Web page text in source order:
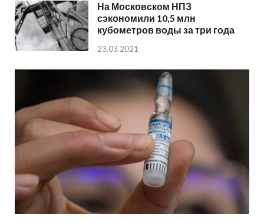
На Московском НПЗ
сэкономили 10,5 млн
кубометров воды за три года
23.03.2021